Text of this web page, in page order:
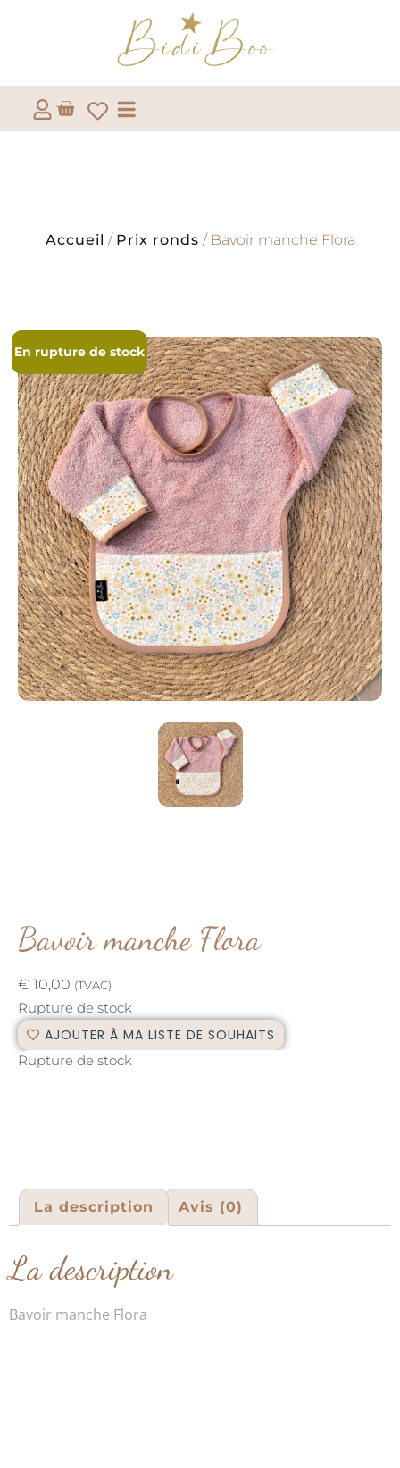
Accueil / Prix ronds / Bavoir manche Flora
En rupture de stock
En rupture de stock
Bavoir manche Flora
€ 10,00 (TVAC)
Rupture de stock
AJOUTER À MA LISTE DE SOUHAITS
Rupture de stock
La description Avis (0)
La description
Bavoir manche Flora